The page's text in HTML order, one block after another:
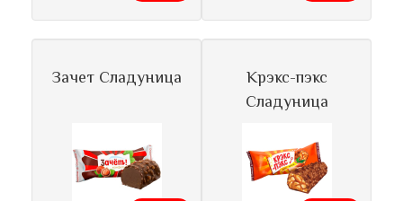
Зачет Сладуница
Крэкс-пэкс
Сладуница